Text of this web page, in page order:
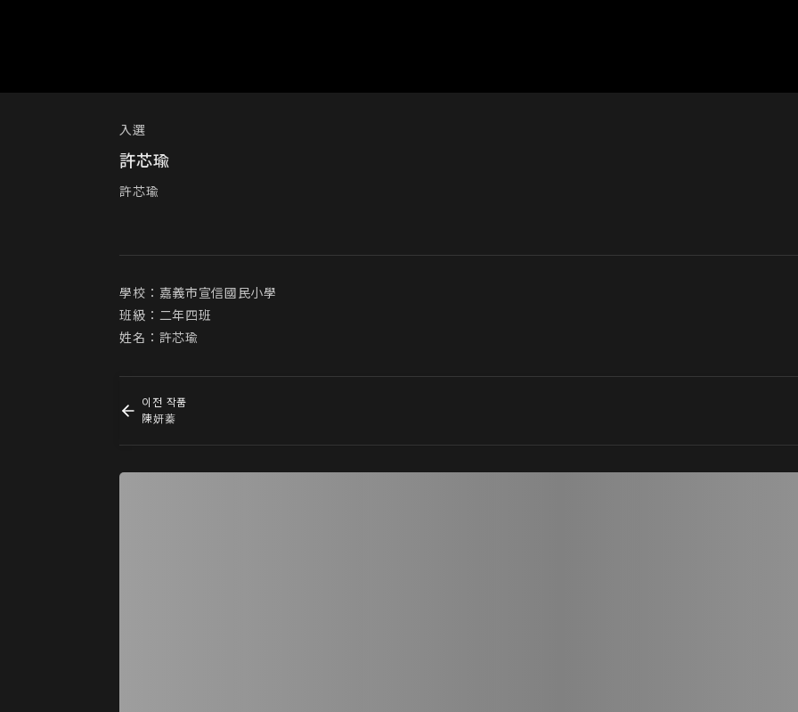
入選
許芯瑜
許芯瑜
學校：嘉義市宣信國民小學
班級：二年四班
姓名：許芯瑜
이전 작품
陳妍蓁